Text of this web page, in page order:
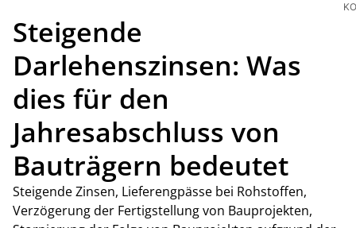
Steigende
Darlehenszinsen: Was
dies für den
Jahresabschluss von
Bauträgern bedeutet
Steigende Zinsen, Lieferengpässe bei Rohstoffen,
Verzögerung der Fertigstellung von Bauprojekten,